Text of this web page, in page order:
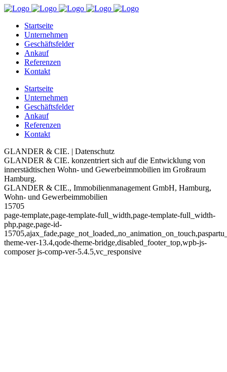
Startseite
Unternehmen
Geschäftsfelder
Ankauf
Referenzen
Kontakt
Startseite
Unternehmen
Geschäftsfelder
Ankauf
Referenzen
Kontakt
GLANDER & CIE. | Datenschutz
GLANDER & CIE. konzentriert sich auf die Entwicklung von
innerstädtischen Wohn- und Gewerbeimmobilien im Großraum
Hamburg.
GLANDER & CIE., Immobilienmanagement GmbH, Hamburg,
Wohn- und Gewerbeimmobilien
15705
page-template,page-template-full_width,page-template-full_width-
php,page,page-id-
theme-ver-13.4,qode-theme-bridge,disabled_footer_top,wpb-js-
composer js-comp-ver-5.4.5,vc_responsive